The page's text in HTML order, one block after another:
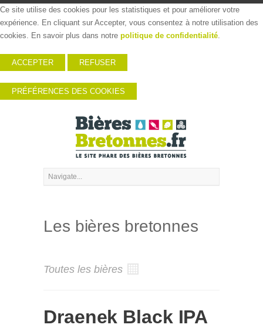
Ce site utilise des cookies pour les statistiques et pour améliorer votre
expérience. En cliquant sur Accepter, vous consentez à notre utilisation des
cookies. En savoir plus dans notre politique de confidentialité.
ACCEPTER REFUSER
PRÉFÉRENCES DES COOKIES
Les bières bretonnes
Toutes les bières
Draenek Black IPA